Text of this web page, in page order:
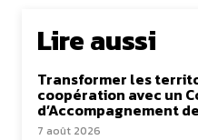
Lire aussi
Transformer les
coopération avec un
d’Accompagnement
7 août 2026